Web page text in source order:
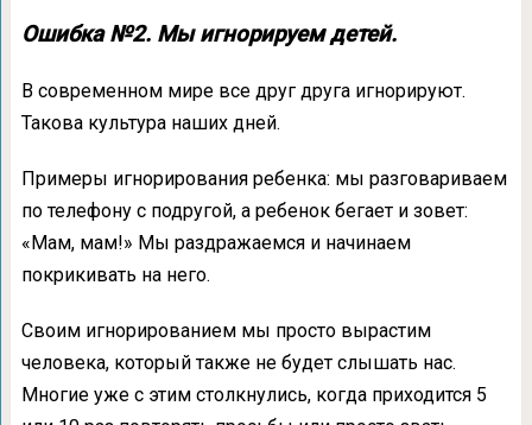
Ошибка №2. Мы игнорируем детей.
В современном мире все друг друга игнорируют.
Такова культура наших дней.
Примеры игнорирования ребенка: мы разговариваем
по телефону с подругой, а ребенок бегает и зовет:
«Мам, мам!» Мы раздражаемся и начинаем
покрикивать на него.
Своим игнорированием мы просто вырастим
человека, который также не будет слышать нас.
Многие уже с этим столкнулись, когда приходится 5